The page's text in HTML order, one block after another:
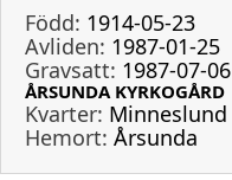
Född: 1914-05-23
Avliden: 1987-01-25
Gravsatt: 1987-07-06
ÅRSUNDA KYRKOGÅRD
Kvarter: Minneslund
Hemort: Årsunda